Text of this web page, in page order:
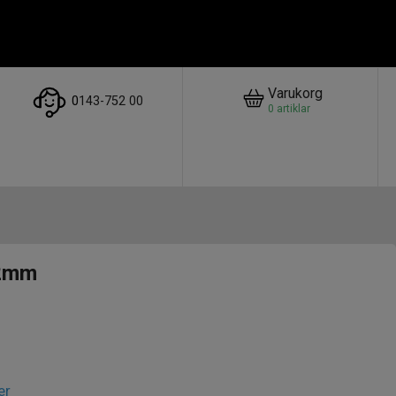
0143-752 00 Varukorg
0 artiklar